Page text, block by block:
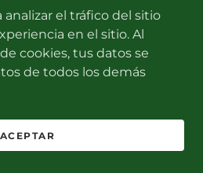
analizar el tráfico del sitio
en el sitio. Al
cookies, tus datos se
de todos los demás
ACEPTAR